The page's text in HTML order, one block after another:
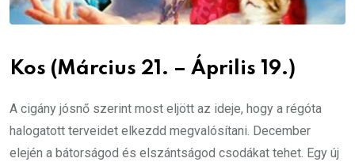
Kos (Március 21. – Április 19.)
A cigány jósnő szerint most eljött az ideje, hogy a régóta
halogatott terveidet elkezdd megvalósítani. December
elején a bátorságod és elszántságod csodákat tehet. Egy új